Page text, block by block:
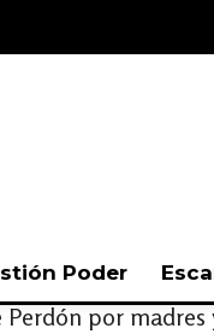
Poder
por madres